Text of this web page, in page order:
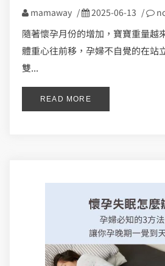
mamaway / 2025-06-13 /
隨著懷孕月份的增加，寶寶重量越
體重心往前移，孕婦不自覺的在站
雙...
READ MORE